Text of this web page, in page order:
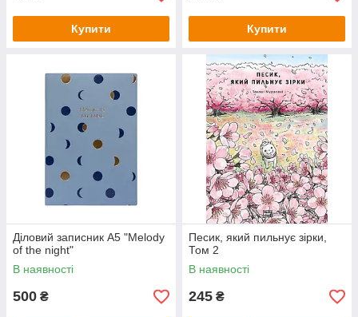
Купити Купити
Діловий записник А5 "Melody
of the night"
В наявності
500 ₴
Песик, який пильнує зірки,
Том 2
В наявності
245 ₴